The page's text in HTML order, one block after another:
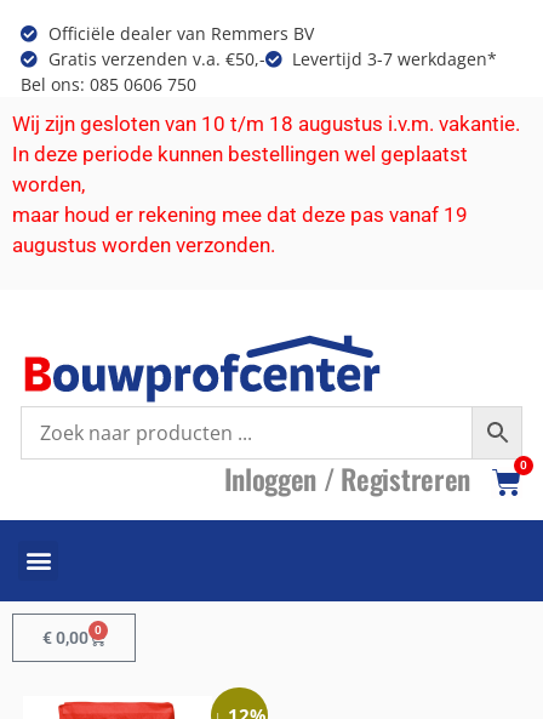
Officiële dealer van Remmers BV
Gratis verzenden v.a. €50,-
Levertijd 3-7 werkdagen*
Bel ons: 085 0606 750
Wij zijn gesloten van 10 t/m 18 augustus i.v.m. vakantie.
In deze periode kunnen bestellingen wel geplaatst
worden,
maar houd er rekening mee dat deze pas vanaf 19
augustus worden verzonden.
Inloggen /Registreren 0
€0,00 0